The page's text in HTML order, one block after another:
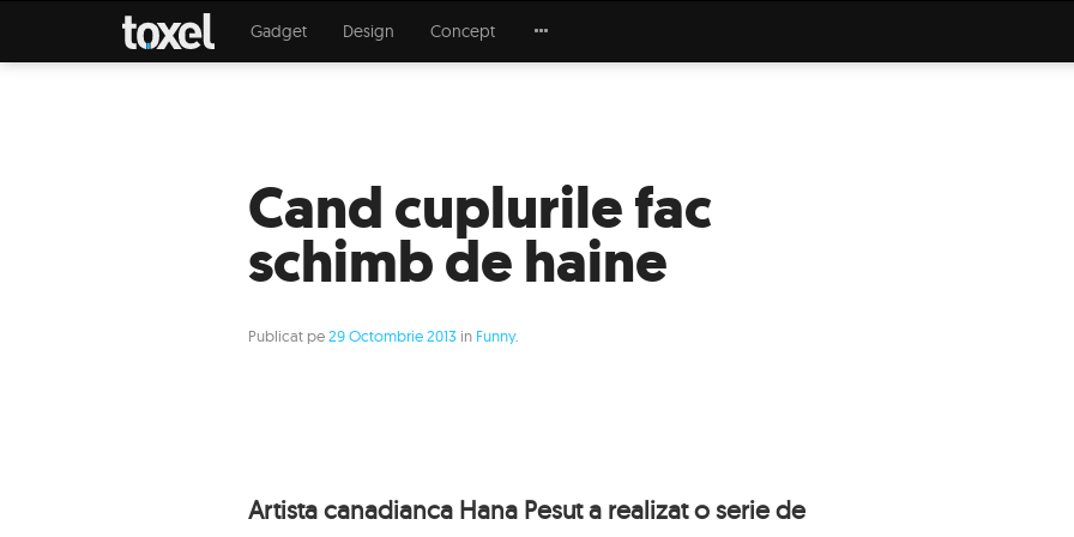
Gadget Design Concept
Cand cuplurile fac
schimb de haine
Publicat pe29 Octombrie 2013 in Funny.
Artista canadianca Hana Pesut a realizat o serie de